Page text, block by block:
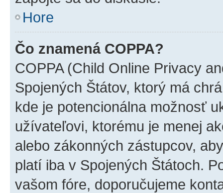
Hore
Čo znamená COPPA?
COPPA (Child Online Privacy
Spojených Štátov, ktorý má
kde je potencionálna možnosť
užívateľovi, ktorému je menej
alebo zákonných zástupcov,
platí iba v Spojených Štátoch.
vašom fóre, doporučujeme